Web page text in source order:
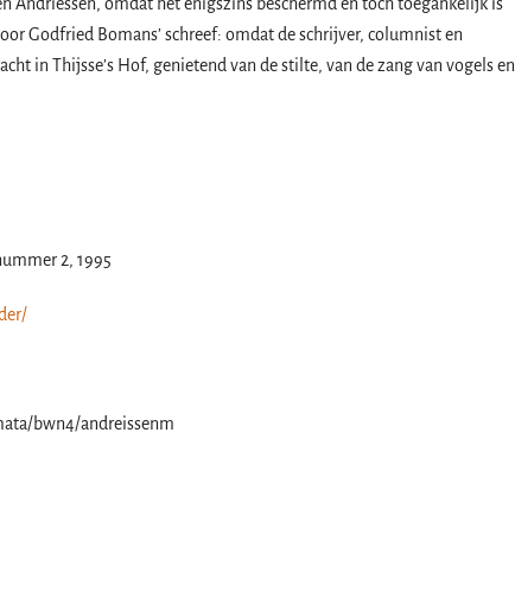
Godfried Bomans’ schreef: omdat de schrijver, columnist en
in Thijsse’s Hof, genietend van de stilte, van de zang van vogels en
2, 1995
bwn4/andreissenm